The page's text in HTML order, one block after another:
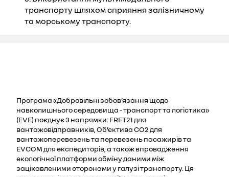
транспорту шляхом сприяння залізничному
та морському транспорту.
Програма «Добровільні зобов’язання щодо
навколишнього середовища - транспорт та логістика»
(EVE) поєднує 3 напрямки: FRET21 для
вантажовідправників, Об’єктива CO2 для
вантажоперевезень та перевезень пасажирів та
EVCOM для експедиторів, а також впровадження
екологічної платформи обміну даними між
зацікавленими сторонами у галузі транспорту. Ця